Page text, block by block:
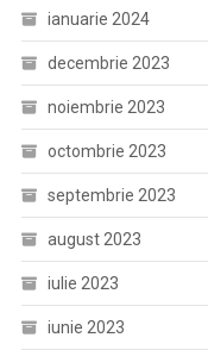
ianuarie 2024
decembrie 2023
noiembrie 2023
octombrie 2023
septembrie 2023
august 2023
iulie 2023
iunie 2023